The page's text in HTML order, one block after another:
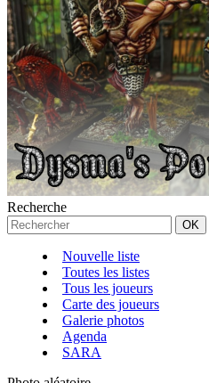
Recherche
Nouvelle liste
Toutes les listes
Tous les joueurs
Carte des joueurs
Galerie photos
Agenda
SARA